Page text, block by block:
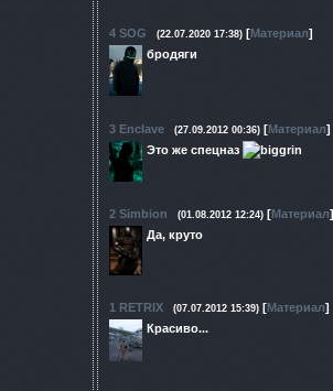
4 SOG (22.07.2020 17:38) [Материал]
бродяги
3 Enclave (27.09.2012 00:36) [Материал]
Это же спецназ
2 Simbion (01.08.2012 12:24) [Материал]
Да, круто
1 RETRIX (07.07.2012 15:39) [Материал]
Красиво...